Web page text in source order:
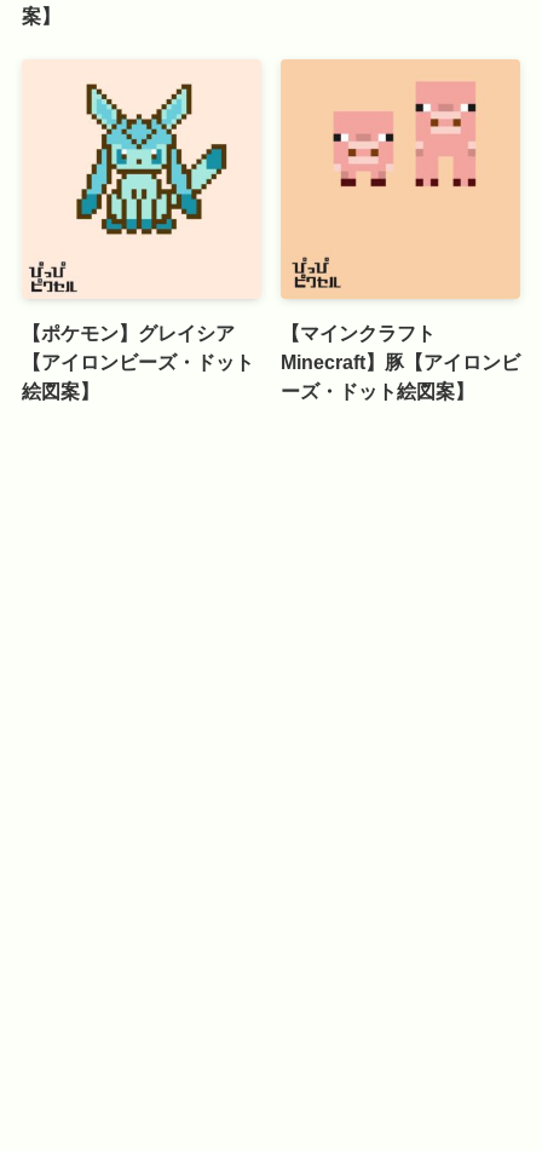
案】
【ポケモン】グレイシア
【アイロンビーズ・ドット
絵図案】
【マインクラフト
Minecraft】豚【アイロンビ
ーズ・ドット絵図案】